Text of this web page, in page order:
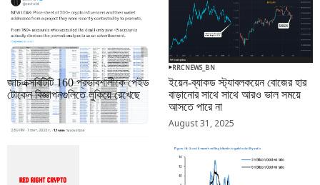
RRCNEWS_BN
জাচএক্সবিটিটি 160 প্রভাবশালীকে পেইড
টোকেন বিজ্ঞাপনগুলিতে লুকিয়ে রেখেছে
September 01, 2025
RRCNEWS_BN
ইয়েন-ব্যাকড স্ট্যাবলকয়েন বোজের হার
বাড়ানোর সাথে সাথে আরও ভাল সময়ে
আসতে পারে না
August 31, 2025